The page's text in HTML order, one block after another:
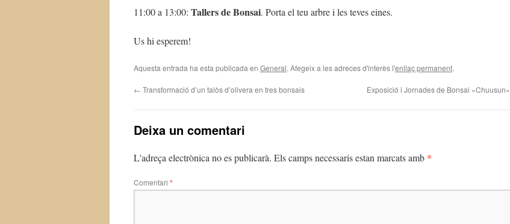
11:00 a 13:00: Tallers de Bonsai. Porta el teu arbre i les teves eines.
Us hi esperem!
Aquesta entrada ha esta publicada en General. Afegeix a les adreces d'interès l'enllaç permanent.
← Transformació d’un talòs d’olivera en tres bonsais Exposició i Jornades de Bonsai «Chuusun»
Deixa un comentari
L'adreça electrònica no es publicarà. Els camps necessaris estan marcats amb *
Comentari *